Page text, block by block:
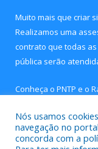
Muito mais que criar
Realizamos uma
contrato que todas
pública serão
Conheça o PNTP e o
Nós usamos
navegação no
concorda com a